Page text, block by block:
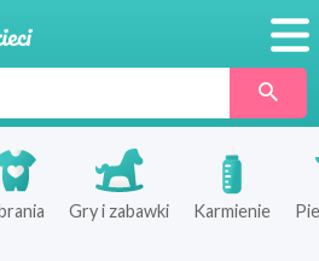
Produkty
SklepyGry i zabawki Karmienie